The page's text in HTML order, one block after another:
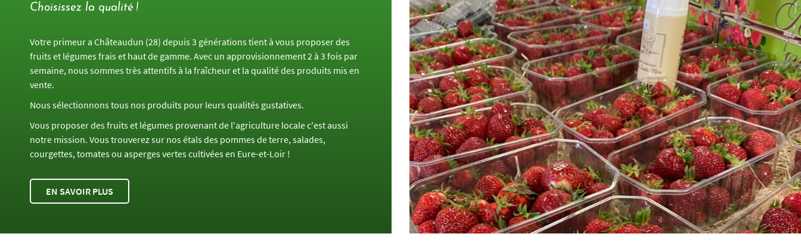
Choisissez la qualité !
Votre primeur a Châteaudun (28) depuis 3 générations tient à vous proposer des
fruits et légumes frais et haut de gamme. Avec un approvisionnement 2 à 3 fois par
semaine, nous sommes très attentifs à la fraîcheur et la qualité des produits mis en
vente.
Nous sélectionnons tous nos produits pour leurs qualités gustatives.
Vous proposer des fruits et légumes provenant de l'agriculture locale c'est aussi
notre mission. Vous trouverez sur nos étals des pommes de terre, salades,
courgettes, tomates ou asperges vertes cultivées en Eure-et-Loir !
EN SAVOIR PLUS